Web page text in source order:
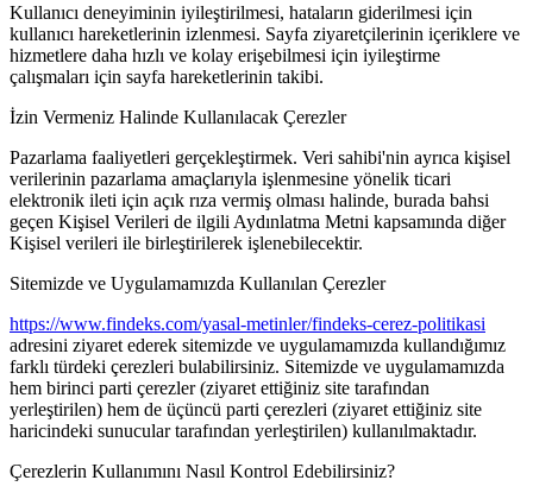
Kullanıcı deneyiminin iyileştirilmesi, hataların giderilmesi için
kullanıcı hareketlerinin izlenmesi. Sayfa ziyaretçilerinin içeriklere ve
hizmetlere daha hızlı ve kolay erişebilmesi için iyileştirme
çalışmaları için sayfa hareketlerinin takibi.
İzin Vermeniz Halinde Kullanılacak Çerezler
Pazarlama faaliyetleri gerçekleştirmek. Veri sahibi'nin ayrıca kişisel
verilerinin pazarlama amaçlarıyla işlenmesine yönelik ticari
elektronik ileti için açık rıza vermiş olması halinde, burada bahsi
geçen Kişisel Verileri de ilgili Aydınlatma Metni kapsamında diğer
Kişisel verileri ile birleştirilerek işlenebilecektir.
Sitemizde ve Uygulamamızda Kullanılan Çerezler
https://www.findeks.com/yasal-metinler/findeks-cerez-politikasi
adresini ziyaret ederek sitemizde ve uygulamamızda kullandığımız
farklı türdeki çerezleri bulabilirsiniz. Sitemizde ve uygulamamızda
hem birinci parti çerezler (ziyaret ettiğiniz site tarafından
yerleştirilen) hem de üçüncü parti çerezleri (ziyaret ettiğiniz site
haricindeki sunucular tarafından yerleştirilen) kullanılmaktadır.
Çerezlerin Kullanımını Nasıl Kontrol Edebilirsiniz?